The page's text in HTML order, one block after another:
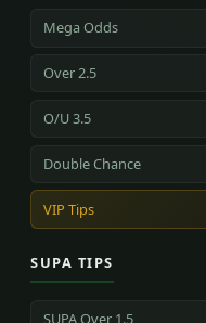
Mega Odds
Over 2.5
O/U 3.5
Double Chance
VIP Tips
SUPA TIPS